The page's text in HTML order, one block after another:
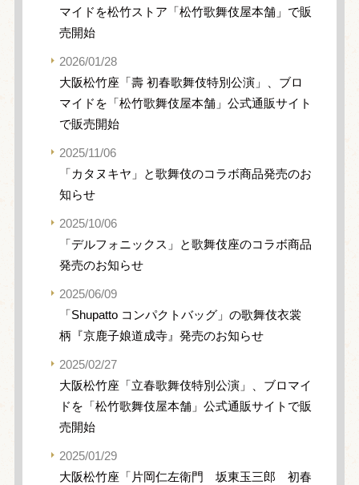
マイドを松竹ストア「松竹歌舞伎屋本舗」で販
売開始
2026/01/28
大阪松竹座「壽 初春歌舞伎特別公演」、ブロ
マイドを「松竹歌舞伎屋本舗」公式通販サイト
で販売開始
2025/11/06
「カタヌキヤ」と歌舞伎のコラボ商品発売のお
知らせ
2025/10/06
「デルフォニックス」と歌舞伎座のコラボ商品
発売のお知らせ
2025/06/09
「Shupatto コンパクトバッグ」の歌舞伎衣裳
柄『京鹿子娘道成寺』発売のお知らせ
2025/02/27
大阪松竹座「立春歌舞伎特別公演」、ブロマイ
ドを「松竹歌舞伎屋本舗」公式通販サイトで販
売開始
2025/01/29
大阪松竹座「片岡仁左衛門 坂東玉三郎 初春